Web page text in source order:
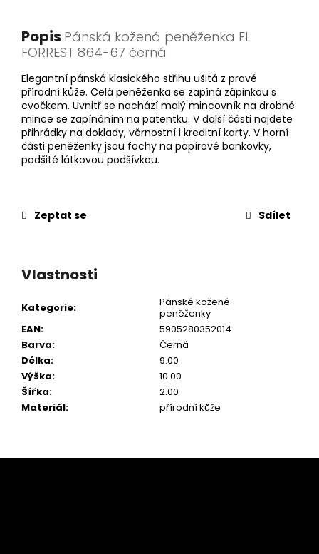
Popis Pánská kožená peněženka EL
FORREST 864-67 černá
Elegantní pánská klasického střihu ušitá z pravé
přírodní kůže. Celá peněženka se zapíná zápinkou s
cvočkem. Uvnitř se nachází malý mincovník na drobné
mince se zapínáním na patentku. V další části najdete
přihrádky na doklady, věrnostní i kreditní karty. V horní
části peněženky jsou fochy na papírové bankovky,
podšité látkovou podšívkou.
Zeptat se Sdílet
Vlastnosti
Kategorie:
Pánské kožené
peněženky
EAN:
5905280352014
Barva:
Černá
Délka:
9.00
Výška:
10.00
Šířka:
2.00
Materiál: přírodní kůže
Z